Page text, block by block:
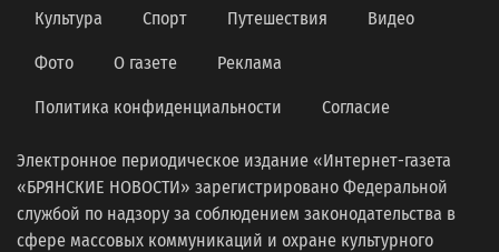
Культура Спорт Путешествия Видео
Фото О газете Реклама
Политика конфиденциальности Согласие
Электронное периодическое издание «Интернет-газета
«БРЯНСКИЕ НОВОСТИ» зарегистрировано Федеральной
службой по надзору за соблюдением законодательства в
сфере массовых коммуникаций и охране культурного